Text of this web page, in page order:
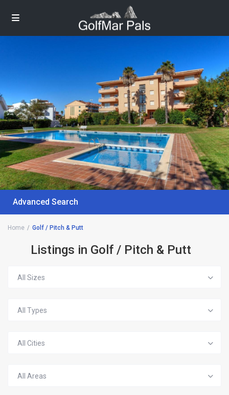
Advanced Search
Home Golf / Pitch & Putt
Listings in Golf / Pitch & Putt
All Sizes
All Types
All Cities
All Areas